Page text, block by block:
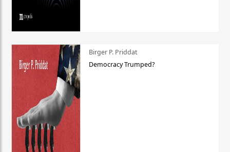
Birger P. Priddat
Democracy Trumped?